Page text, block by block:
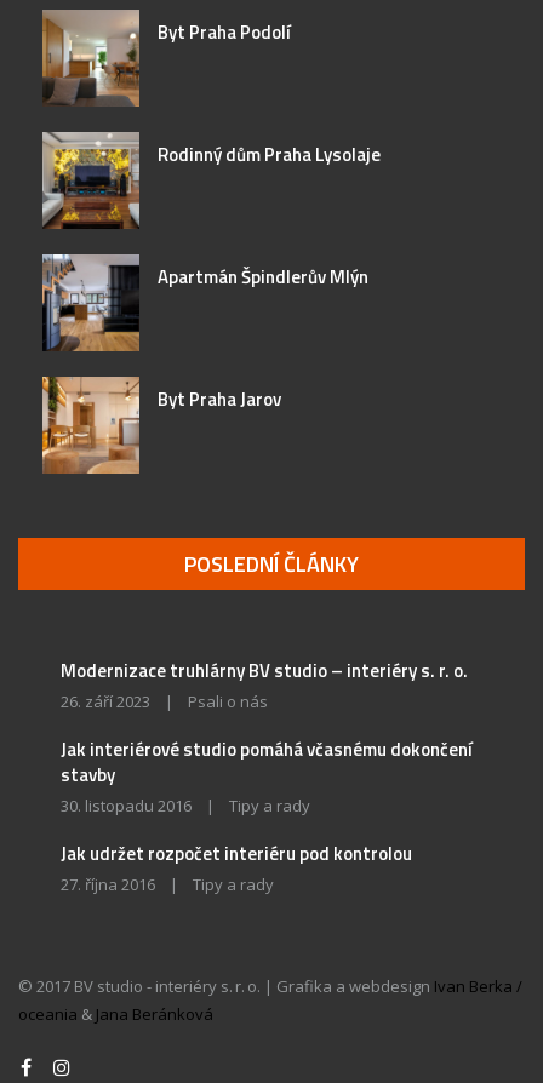
Byt Praha Podolí
Rodinný dům Praha Lysolaje
Apartmán Špindlerův Mlýn
Byt Praha Jarov
POSLEDNÍ ČLÁNKY
Modernizace truhlárny BV studio – interiéry s. r. o.
26. září 2023 | Psali o nás
Jak interiérové studio pomáhá včasnému dokončení
stavby
30. listopadu 2016 | Tipy a rady
Jak udržet rozpočet interiéru pod kontrolou
27. října 2016 | Tipy a rady
© 2017 BV studio - interiéry s. r. o. | Grafika a webdesign Ivan Berka /
oceania & Jana Beránková